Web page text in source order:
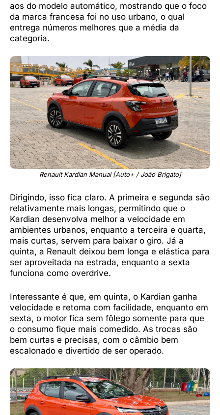
aos do modelo automático, mostrando que o foco
da marca francesa foi no uso urbano, o qual
entrega números melhores que a média da
categoria.
Renault Kardian Manual [Auto+ / João Brigato]
Dirigindo, isso fica claro. A primeira e segunda são
relativamente mais longas, permitindo que o
Kardian desenvolva melhor a velocidade em
ambientes urbanos, enquanto a terceira e quarta,
mais curtas, servem para baixar o giro. Já a
quinta, a Renault deixou bem longa e elástica para
ser aproveitada na estrada, enquanto a sexta
funciona como overdrive.
Interessante é que, em quinta, o Kardian ganha
velocidade e retoma com facilidade, enquanto em
sexta, o motor fica sem fôlego somente para que
o consumo fique mais comedido. As trocas são
bem curtas e precisas, com o câmbio bem
escalonado e divertido de ser operado.